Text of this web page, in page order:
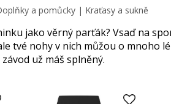
a pomůcky | Kraťasy a sukně
jako věrný parťák? Vsaď na
tvé nohy v nich můžou o mnoho
už máš splněný.